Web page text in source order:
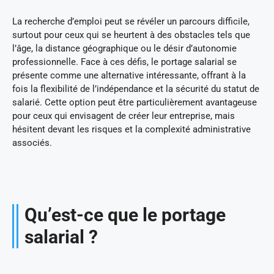
La recherche d’emploi peut se révéler un parcours difficile,
surtout pour ceux qui se heurtent à des obstacles tels que
l’âge, la distance géographique ou le désir d’autonomie
professionnelle. Face à ces défis, le portage salarial se
présente comme une alternative intéressante, offrant à la
fois la flexibilité de l’indépendance et la sécurité du statut de
salarié. Cette option peut être particulièrement avantageuse
pour ceux qui envisagent de créer leur entreprise, mais
hésitent devant les risques et la complexité administrative
associés.
Qu’est-ce que le portage
salarial ?